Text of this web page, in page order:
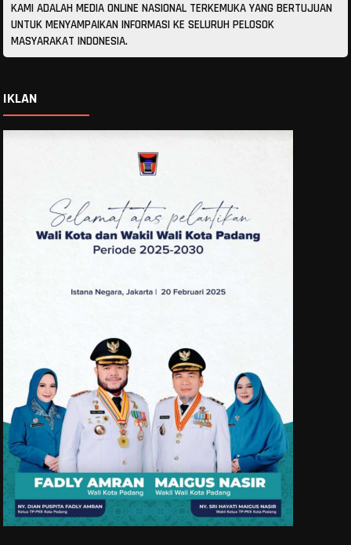
KAMI ADALAH MEDIA ONLINE NASIONAL TERKEMUKA YANG BERTUJUAN
UNTUK MENYAMPAIKAN INFORMASI KE SELURUH PELOSOK
MASYARAKAT INDONESIA.
IKLAN